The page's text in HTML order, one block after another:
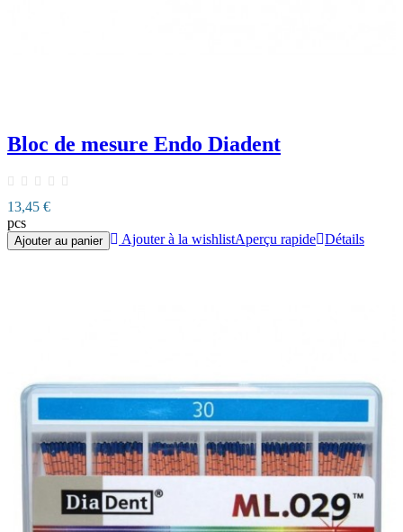
Bloc de mesure Endo Diadent
13,45 €
pcs
Ajouter au panier Ajouter à la wishlistAperçu rapide Détails